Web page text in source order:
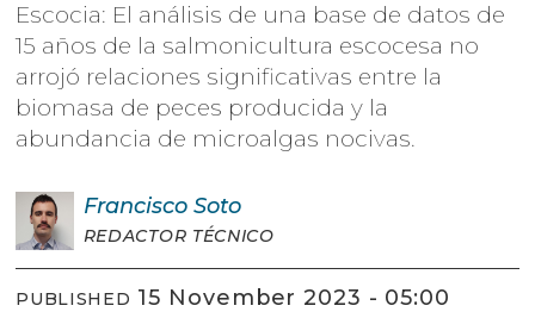
Escocia: El análisis de una base de datos de
15 años de la salmonicultura escocesa no
arrojó relaciones significativas entre la
biomasa de peces producida y la
abundancia de microalgas nocivas.
Francisco Soto
REDACTOR TÉCNICO
PUBLISHED 15 November 2023 - 05:00